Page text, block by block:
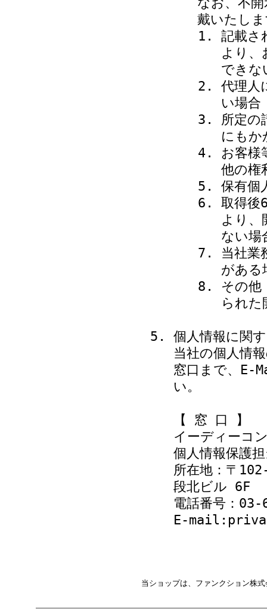
戴いたし
記載さ
より、
できな
代理人
い場合
所定の
にもか
お客様
他の権
保有個
取得後
より、
ない場
当社業
がある
その他
られた
個人情報に関
当社の個人情
窓口まで、E-
い。
【 窓 口 】
イーディーコ
個人情報保護
所在地：〒
段北ビル 6F
電話番号：
E-
当ショップは、ファンクション株